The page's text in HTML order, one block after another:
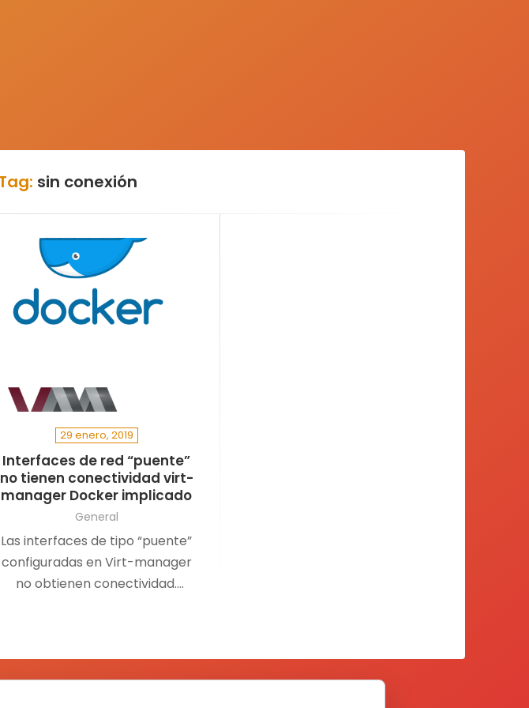
Tag: sin conexión
29 enero, 2019
Interfaces de red “puente”
no tienen conectividad virt-
manager Docker implicado
General
Las interfaces de tipo “puente”
configuradas en Virt-manager
no obtienen conectividad.